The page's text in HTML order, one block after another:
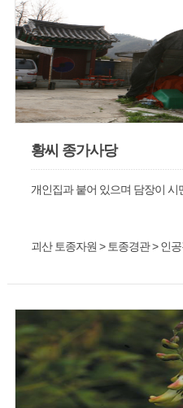
황씨 종가사당
개인집과 붙어 있으며 담장이
괴산 토종자원 > 토종경관 > 인